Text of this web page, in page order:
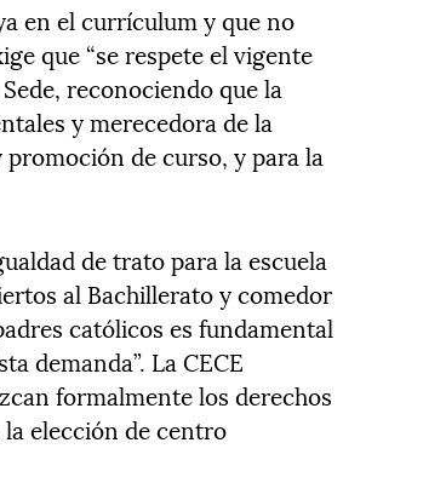
en el currículum y que no
que “se respete el vigente
reconociendo que la
y merecedora de la
de curso, y para la
de trato para la escuela
al Bachillerato y comedor
católicos es fundamental
demanda”. La CECE
formalmente los derechos
elección de centro